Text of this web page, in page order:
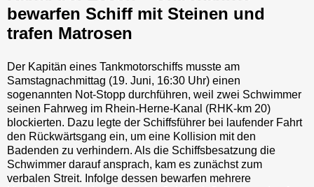
bewarfen Schiff mit Steinen und
trafen Matrosen
Der Kapitän eines Tankmotorschiffs musste am
Samstagnachmittag (19. Juni, 16:30 Uhr) einen
sogenannten Not-Stopp durchführen, weil zwei Schwimmer
seinen Fahrweg im Rhein-Herne-Kanal (RHK-km 20)
blockierten. Dazu legte der Schiffsführer bei laufender Fahrt
den Rückwärtsgang ein, um eine Kollision mit den
Badenden zu verhindern. Als die Schiffsbesatzung die
Schwimmer darauf ansprach, kam es zunächst zum
verbalen Streit. Infolge dessen bewarfen mehrere